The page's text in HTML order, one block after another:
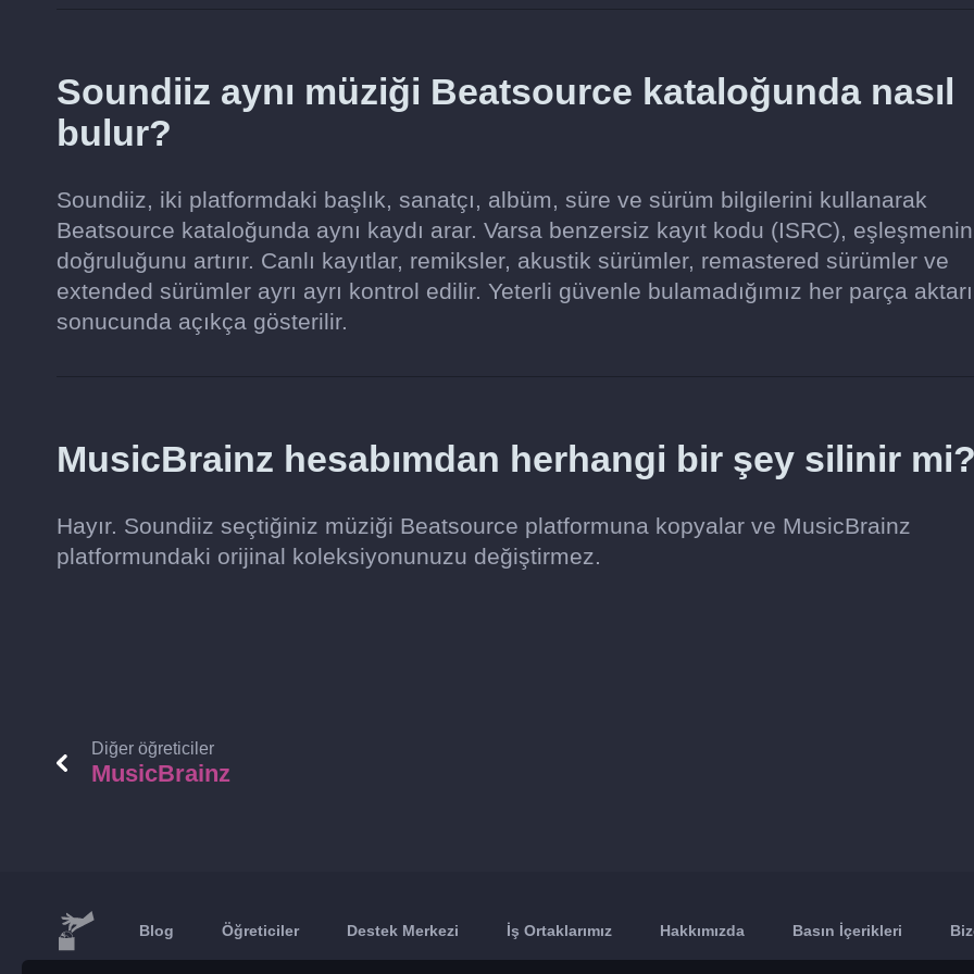
Soundiiz aynı müziği Beatsource kataloğunda nasıl
bulur?
Soundiiz, iki platformdaki başlık, sanatçı, albüm, süre ve sürüm bilgilerini kullanarak
Beatsource kataloğunda aynı kaydı arar. Varsa benzersiz kayıt kodu (ISRC), eşleşmenin
doğruluğunu artırır. Canlı kayıtlar, remiksler, akustik sürümler, remastered sürümler ve
extended sürümler ayrı ayrı kontrol edilir. Yeterli güvenle bulamadığımız her parça
sonucunda açıkça gösterilir.
MusicBrainz hesabımdan herhangi bir şey silinir
Hayır. Soundiiz seçtiğiniz müziği Beatsource platformuna kopyalar ve MusicBrainz
platformundaki orijinal koleksiyonunuzu değiştirmez.
Diğer öğreticiler
MusicBrainz
Blog Öğreticiler Destek Merkezi İş Ortaklarımız Hakkımızda Basın İçerikleri